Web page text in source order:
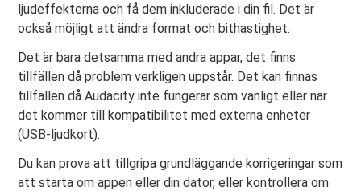
ljudeffekterna och få dem inkluderade i din fil. Det är
också möjligt att ändra format och bithastighet.
Det är bara detsamma med andra appar, det finns
tillfällen då problem verkligen uppstår. Det kan finnas
tillfällen då Audacity inte fungerar som vanligt eller när
det kommer till kompatibilitet med externa enheter
(USB-ljudkort).
Du kan prova att tillgripa grundläggande korrigeringar som
att starta om appen eller din dator, eller kontrollera om